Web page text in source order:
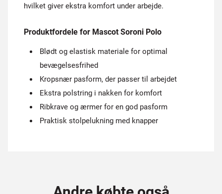
hvilket giver ekstra komfort under arbejde.
Produktfordele for Mascot Soroni Polo
Blødt og elastisk materiale for optimal
bevægelsesfrihed
Kropsnær pasform, der passer til arbejdet
Ekstra polstring i nakken for komfort
Ribkrave og ærmer for en god pasform
Praktisk stolpelukning med knapper